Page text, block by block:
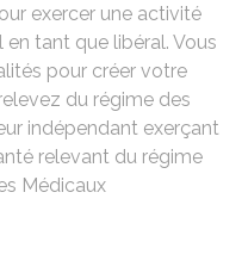
exercer une activité
tant que libéral. Vous
pour créer votre
du régime des
indépendant exerçant
relevant du régime
Médicaux